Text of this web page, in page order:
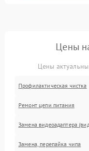
Цены
Цены
Профилактическая чистка
Ремонт цепи питания
Замена видеоадаптера
Замена, перепайка чипа